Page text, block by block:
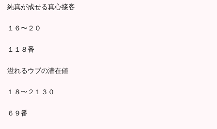
純真が成せる真心接客
１６〜２０
１１８番
溢れるウブの潜在値
１８〜２１３０
６９番